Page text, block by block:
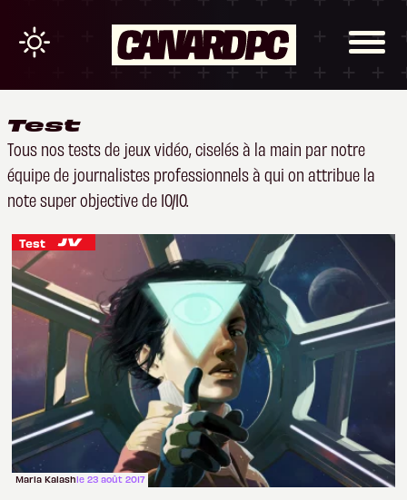
Test
Tous nos tests de jeux vidéo, ciselés à la main par notre
équipe de journalistes professionnels à qui on attribue la
note super objective de 10/10.
Test
Maria Kalashle 23 août 2017